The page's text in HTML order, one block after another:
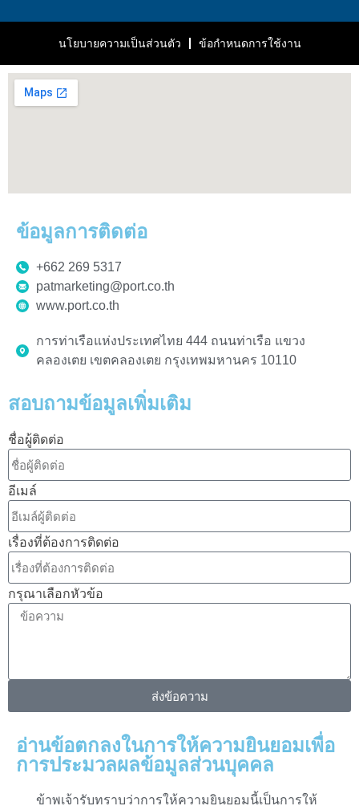
นโยบายความเป็นส่วนตัว ข้อกำหนดการใช้งาน
ข้อมูลการติดต่อ
+662 269 5317
patmarketing@port.co.th
www.port.co.th
การท่าเรือแห่งประเทศไทย 444 ถนนท่าเรือ แขวง
คลองเตย เขตคลองเตย กรุงเทพมหานคร 10110
สอบถามข้อมูลเพิ่มเติม
ชื่อผู้ติดต่อ
อีเมล์
เรื่องที่ต้องการติดต่อ
กรุณาเลือกหัวข้อ
ส่งข้อความ
อ่านข้อตกลงในการให้ความยินยอมเพื่อ
การประมวลผลข้อมูลส่วนบุคคล
ข้าพเจ้ารับทราบว่าการให้ความยินยอมนี้เป็นการให้